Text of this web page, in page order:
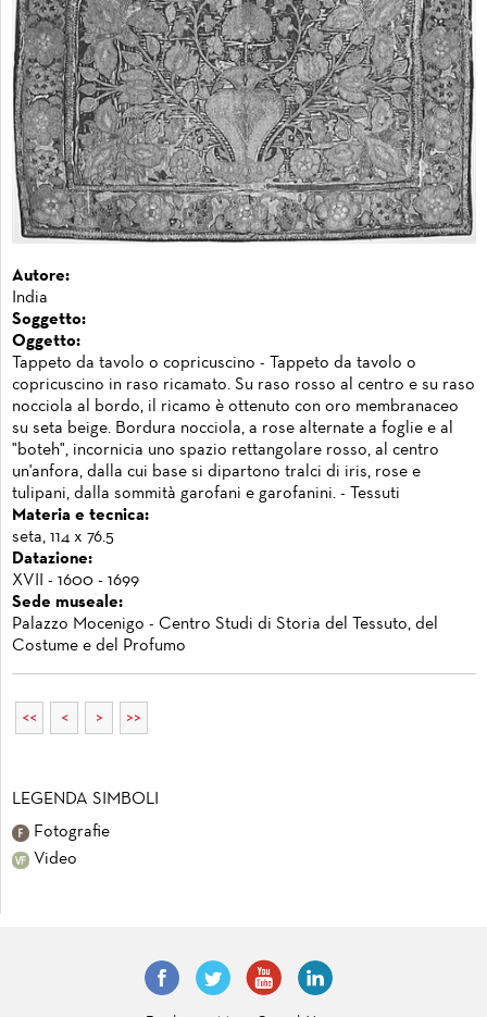
Autore:
India
Soggetto:
Oggetto:
Tappeto da tavolo o copricuscino - Tappeto da tavolo o
copricuscino in raso ricamato. Su raso rosso al centro e su raso
nocciola al bordo, il ricamo è ottenuto con oro membranaceo
su seta beige. Bordura nocciola, a rose alternate a foglie e al
"boteh", incornicia uno spazio rettangolare rosso, al centro
un'anfora, dalla cui base si dipartono tralci di iris, rose e
tulipani, dalla sommità garofani e garofanini. - Tessuti
Materia e tecnica:
seta, 114 x 76.5
Datazione:
XVII - 1600 - 1699
Sede museale:
Palazzo Mocenigo - Centro Studi di Storia del Tessuto, del
Costume e del Profumo
<< < > >>
LEGENDA SIMBOLI
Fotografie
Video